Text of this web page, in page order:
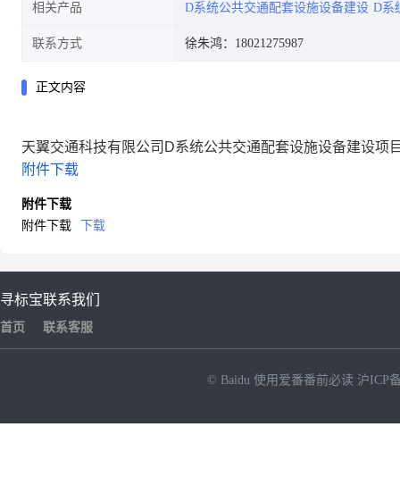
相关产品 D系统公共交通配套设施设备建设 D系
联系方式 徐朱鸿：18021275987
正文内容
天翼交通科技有限公司D系统公共交通配套设施设备建设项
附件下载
附件下载
附件下载
下载
寻标宝
首页
联系我们
联系客服
© Baidu 使用爱番番前必读 沪ICP